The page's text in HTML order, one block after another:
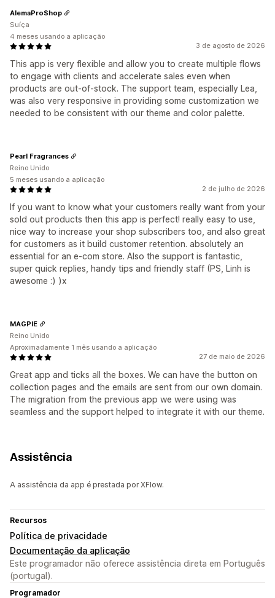
3 de agosto de 2026
This app is very flexible and allow you to create multiple flows
to engage with clients and accelerate sales even when
products are out-of-stock. The support team, especially Lea,
was also very responsive in providing some customization we
needed to be consistent with our theme and color palette.
AlemaProShop
Suíça
4 meses usando a aplicação
2 de julho de 2026
If you want to know what your customers really want from your
sold out products then this app is perfect! really easy to use,
nice way to increase your shop subscribers too, and also great
for customers as it build customer retention. absolutely an
essential for an e-com store. Also the support is fantastic,
super quick replies, handy tips and friendly staff (PS, Linh is
awesome :) )x
Pearl Fragrances
Reino Unido
5 meses usando a aplicação
27 de maio de 2026
Great app and ticks all the boxes. We can have the button on
collection pages and the emails are sent from our own domain.
The migration from the previous app we were using was
seamless and the support helped to integrate it with our theme.
MAGPIE
Reino Unido
Aproximadamente 1 mês usando a aplicação
Assistência
A assistência da app é prestada por XFlow.
Recursos
Política de privacidade
Documentação da aplicação
Este programador não oferece assistência direta em Português
(portugal).
Programador